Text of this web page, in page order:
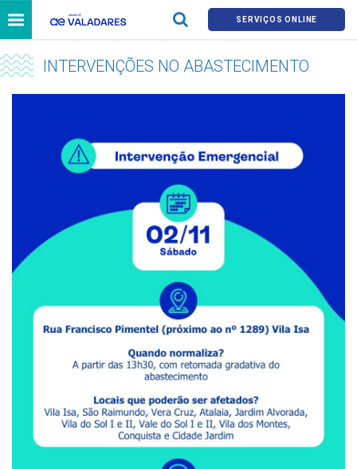
SERVIÇOS ONLINE
INTERVENÇÕES NO ABASTECIMENTO